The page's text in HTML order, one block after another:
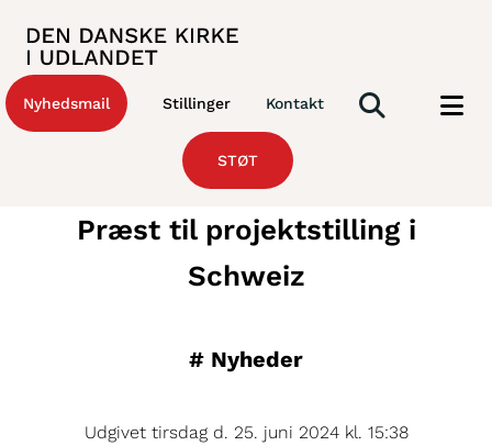
Kontakt
Stillinger
Nyhedsmail
STØT
Præst til projektstilling i
Schweiz
# Nyheder
Udgivet tirsdag d. 25. juni 2024 kl. 15:38